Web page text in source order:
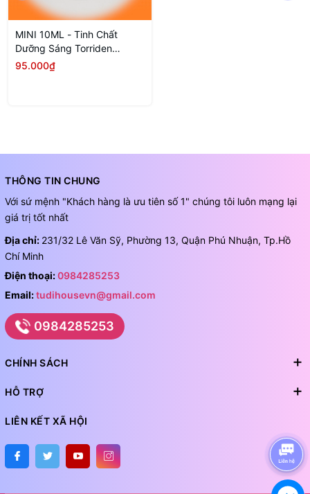
MINI 10ML - Tinh Chất
Dưỡng Sáng Torriden
Cellmazing Brightening
95.000₫
THÔNG TIN CHUNG
Với sứ mệnh "Khách hàng là ưu tiên số 1" chúng tôi luôn mạng lại
giá trị tốt nhất
Địa chỉ: 231/32 Lê Văn Sỹ, Phường 13, Quận Phú Nhuận, Tp.Hồ
Chí Minh
Điện thoại:0984285253
Email:tudihousevn@gmail.com
0984285253
CHÍNH SÁCH
HỖ TRỢ
LIÊN KẾT XÃ HỘI